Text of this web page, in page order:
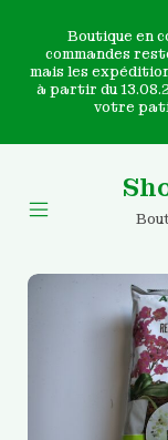
Boutique en
commandes
mais les
à partir du
votre
content